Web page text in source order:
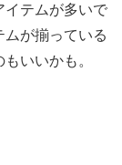
イテムが多いで
が揃っている
いいかも。